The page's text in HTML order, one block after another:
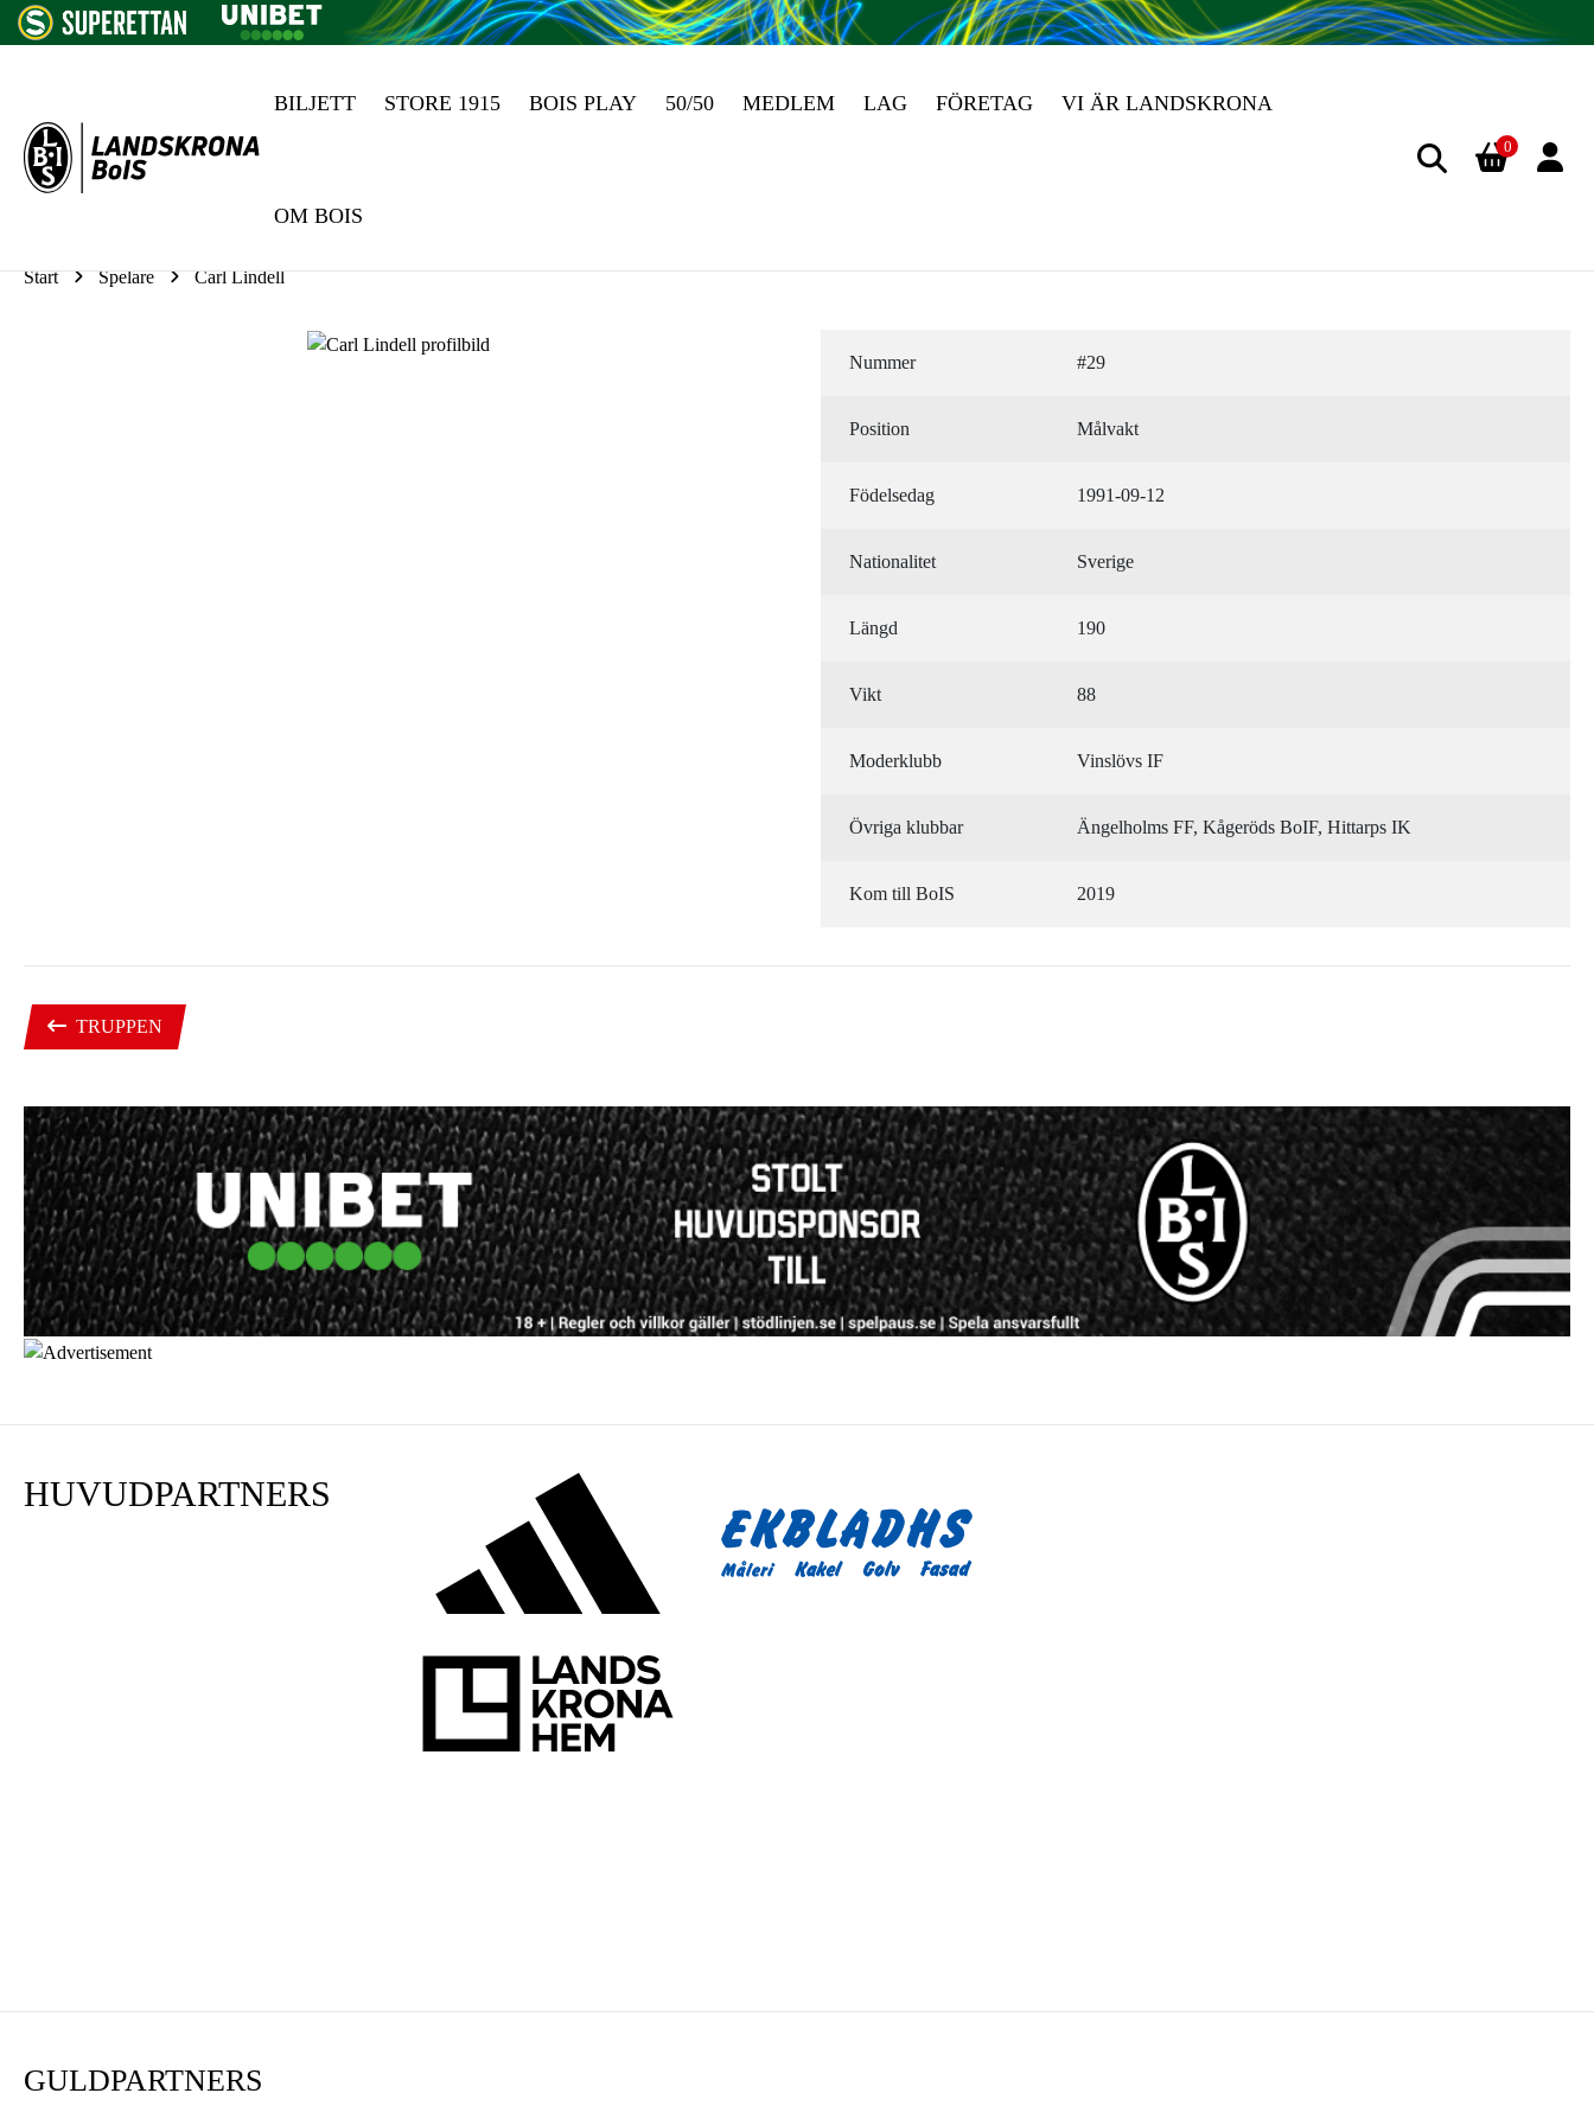
Hoppa till innehåll
BILJETT STORE 1915 BOIS PLAY 50/50 MEDLEM LAG FÖRETAG VI ÄR LANDSKRONA
OM BOIS
0
CARL LINDELL
Start Spelare Carl Lindell
Nummer #29
Position Målvakt
Födelsedag 1991-09-12
Nationalitet Sverige
Längd 190
Vikt 88
Moderklubb Vinslövs IF
Övriga klubbar Ängelholms FF, Kågeröds BoIF, Hittarps IK
Kom till BoIS 2019
TRUPPEN
HUVUDPARTNERS
GULDPARTNERS